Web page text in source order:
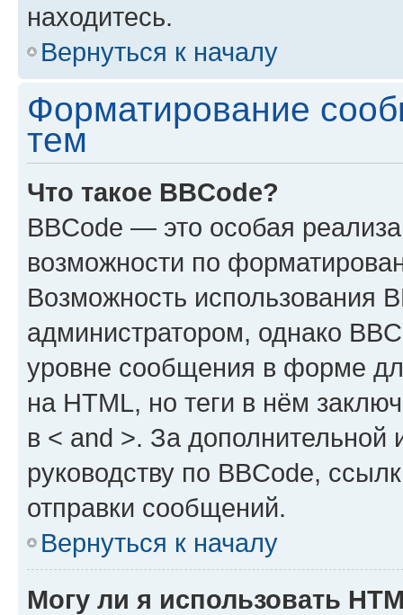
находитесь.
Вернуться к началу
Форматирование
тем
Что такое BBCode?
BBCode — это особая
возможности по
Возможность использования
администратором, однако
уровне сообщения в форме
на HTML, но теги в нём
в < and >. За
руководству по BBCode,
отправки сообщений.
Вернуться к началу
Могу ли я использовать